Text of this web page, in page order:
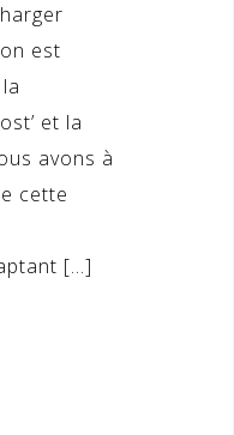
est
et la
avons à
cette
[…]